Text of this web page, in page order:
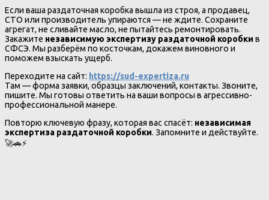
Если ваша раздаточная коробка вышла из строя, а продавец,
СТО или производитель упираются — не ждите. Сохраните
агрегат, не сливайте масло, не пытайтесь ремонтировать.
Закажите независимую экспертизу раздаточной коробки в
СФСЭ. Мы разберём по косточкам, докажем виновного и
поможем взыскать ущерб.
Переходите на сайт: https://sud-expertiza.ru
Там — форма заявки, образцы заключений, контакты. Звоните,
пишите. Мы готовы ответить на ваши вопросы в агрессивно-
профессиональной манере.
Повторю ключевую фразу, которая вас спасёт: независимая
экспертиза раздаточной коробки. Запомните и действуйте.
🚀🚗⚡